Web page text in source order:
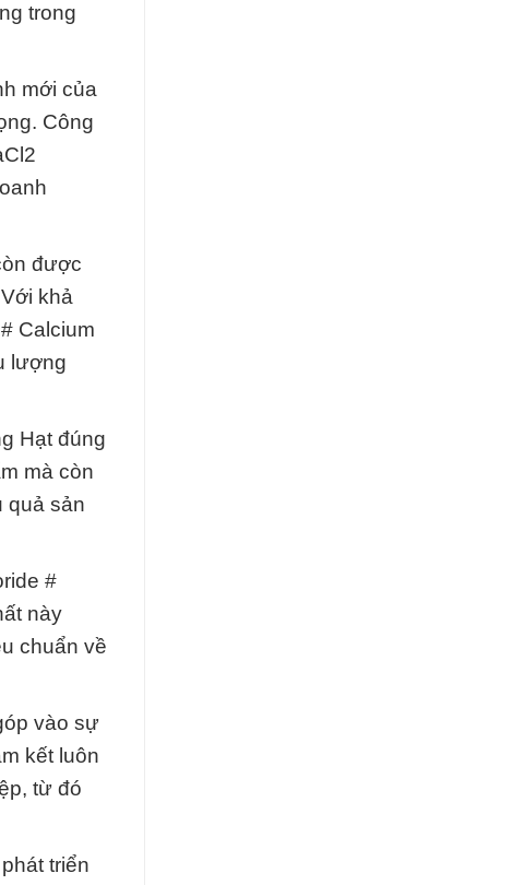
trong
mới của
Công
được
khả
Calcium
lượng
Hạt đúng
mà còn
quả sản
#
này
chuẩn về
vào sự
kết luôn
từ đó
triển